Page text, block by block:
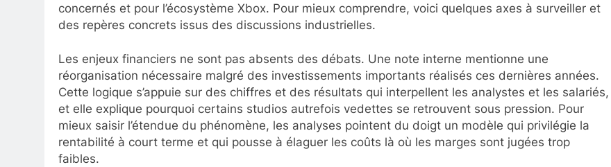
concernés et pour l’écosystème Xbox. Pour mieux comprendre, voici quelques axes à surveiller et
des repères concrets issus des discussions industrielles.
Les enjeux financiers ne sont pas absents des débats. Une note interne mentionne une
réorganisation nécessaire malgré des investissements importants réalisés ces dernières années.
Cette logique s’appuie sur des chiffres et des résultats qui interpellent les analystes et les salariés,
et elle explique pourquoi certains studios autrefois vedettes se retrouvent sous pression. Pour
mieux saisir l’étendue du phénomène, les analyses pointent du doigt un modèle qui privilégie la
rentabilité à court terme et qui pousse à élaguer les coûts là où les marges sont jugées trop
faibles.